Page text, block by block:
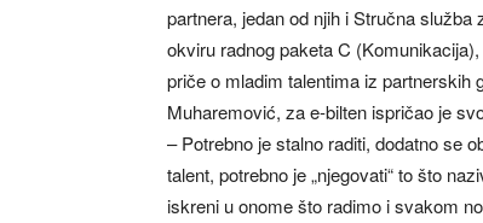
partnera, jedan od njih i Stručna
okviru radnog paketa C
priče o mladim talentima iz
Muharemović, za e-bilten ispričao je
– Potrebno je stalno raditi, dodatno se
talent, potrebno je „njegovati“ to što
iskreni u onome što radimo i svakom